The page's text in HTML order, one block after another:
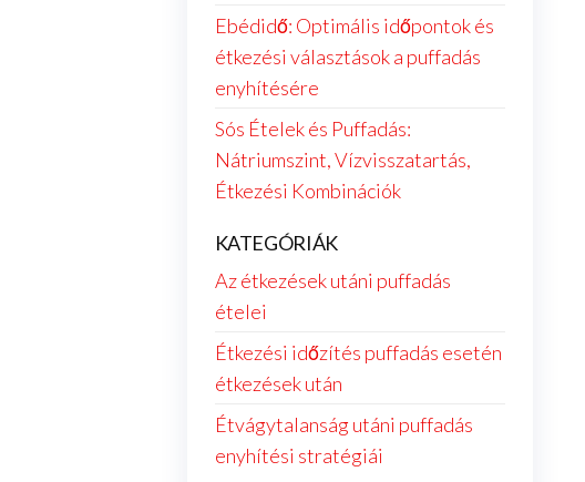
Ebédidő: Optimális időpontok és
étkezési választások a puffadás
enyhítésére
Sós Ételek és Puffadás:
Nátriumszint, Vízvisszatartás,
Étkezési Kombinációk
KATEGÓRIÁK
Az étkezések utáni puffadás
ételei
Étkezési időzítés puffadás esetén
étkezések után
Étvágytalanság utáni puffadás
enyhítési stratégiái